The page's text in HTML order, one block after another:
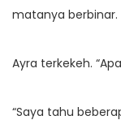
matanya berbinar.
Ayra terkekeh.
“Saya tahu